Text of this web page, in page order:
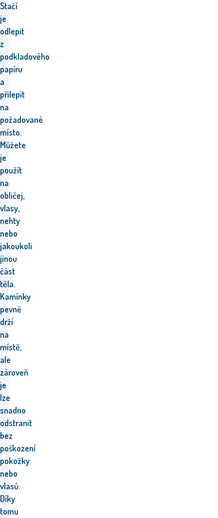
Stačí
je
odlepit
z
podkladového
papíru
a
přilepit
na
požadované
místo.
Můžete
je
použít
na
obličej,
vlasy,
nehty
nebo
jakoukoli
jinou
část
těla.
Kamínky
pevně
drží
na
místě,
ale
zároveň
je
lze
snadno
odstranit
bez
poškození
pokožky
nebo
vlasů.
Díky
tomu